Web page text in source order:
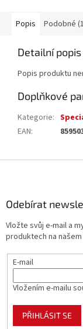
Popis Podobné
Detailní
Popis produktu
Doplňkové
Kategorie:
EAN:
Odebírat
Vložte svůj e-mail a
produktech na
E-mail
Vložením e-mailu
PŘIHLÁSIT SE